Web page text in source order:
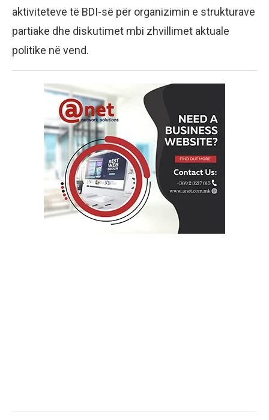
aktiviteteve të BDI-së për organizimin e strukturave
partiake dhe diskutimet mbi zhvillimet aktuale
politike në vend.